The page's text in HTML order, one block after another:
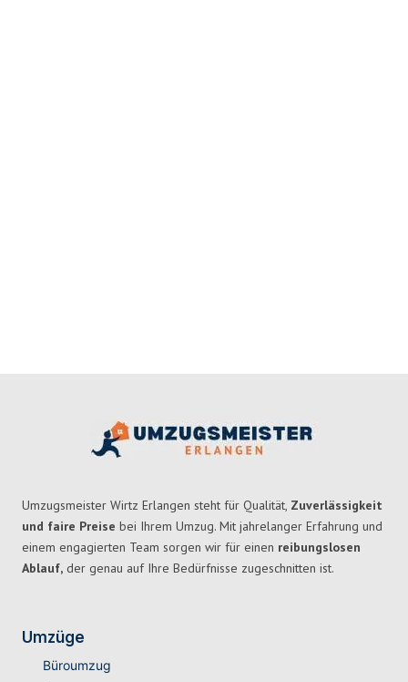
Umzugsmeister Wirtz Erlangen steht für Qualität, Zuverlässigkeit
und faire Preise bei Ihrem Umzug. Mit jahrelanger Erfahrung und
einem engagierten Team sorgen wir für einen reibungslosen
Ablauf, der genau auf Ihre Bedürfnisse zugeschnitten ist.
Umzüge
Büroumzug